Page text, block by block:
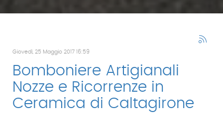
Giovedì, 25 Maggio 2017 16:59
Bomboniere Artigianali
Nozze e Ricorrenze in
Ceramica di Caltagirone